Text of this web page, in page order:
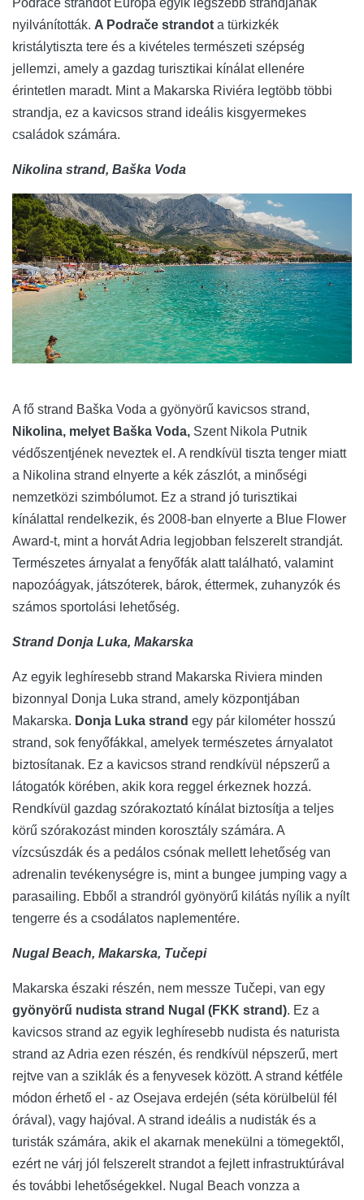
Podrače strandot Európa egyik legszebb strandjának
nyilvánították. A Podrače strandot a türkizkék
kristálytiszta tere és a kivételes természeti szépség
jellemzi, amely a gazdag turisztikai kínálat ellenére
érintetlen maradt. Mint a Makarska Riviéra legtöbb többi
strandja, ez a kavicsos strand ideális kisgyermekes
családok számára.
Nikolina strand, Baška Voda
A fő strand Baška Voda a gyönyörű kavicsos strand,
Nikolina, melyet Baška Voda, Szent Nikola Putnik
védőszentjének neveztek el. A rendkívül tiszta tenger miatt
a Nikolina strand elnyerte a kék zászlót, a minőségi
nemzetközi szimbólumot. Ez a strand jó turisztikai
kínálattal rendelkezik, és 2008-ban elnyerte a Blue Flower
Award-t, mint a horvát Adria legjobban felszerelt strandját.
Természetes árnyalat a fenyőfák alatt található, valamint
napozóágyak, játszóterek, bárok, éttermek, zuhanyzók és
számos sportolási lehetőség.
Strand Donja Luka, Makarska
Az egyik leghíresebb strand Makarska Riviera minden
bizonnyal Donja Luka strand, amely központjában
Makarska. Donja Luka strand egy pár kilométer hosszú
strand, sok fenyőfákkal, amelyek természetes árnyalatot
biztosítanak. Ez a kavicsos strand rendkívül népszerű a
látogatók körében, akik kora reggel érkeznek hozzá.
Rendkívül gazdag szórakoztató kínálat biztosítja a teljes
körű szórakozást minden korosztály számára. A
vízcsúszdák és a pedálos csónak mellett lehetőség van
adrenalin tevékenységre is, mint a bungee jumping vagy a
parasailing. Ebből a strandról gyönyörű kilátás nyílik a nyílt
tengerre és a csodálatos naplementére.
Nugal Beach, Makarska, Tučepi
Makarska északi részén, nem messze Tučepi, van egy
gyönyörű nudista strand Nugal (FKK strand). Ez a
kavicsos strand az egyik leghíresebb nudista és naturista
strand az Adria ezen részén, és rendkívül népszerű, mert
rejtve van a sziklák és a fenyvesek között. A strand kétféle
módon érhető el - az Osejava erdején (séta körülbelül fél
órával), vagy hajóval. A strand ideális a nudisták és a
turisták számára, akik el akarnak menekülni a tömegektől,
ezért ne várj jól felszerelt strandot a fejlett infrastruktúrával
és további lehetőségekkel. Nugal Beach vonzza a